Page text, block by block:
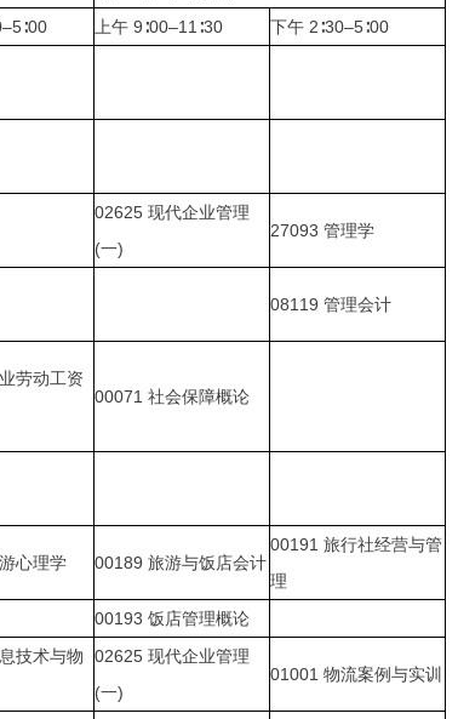
–5∶00 上午 9 ∶00–11 ∶30 下午 2 ∶30–5∶00
02625 现代企业管理
(一)
27093 管理学
08119 管理会计
劳动工资
00071 社会保障概论
心理学 00189 旅游与饭店会计
00191 旅行社经营与管
理
00193 饭店管理概论
技术与物
02625 现代企业管理
(一)
01001 物流案例与实训